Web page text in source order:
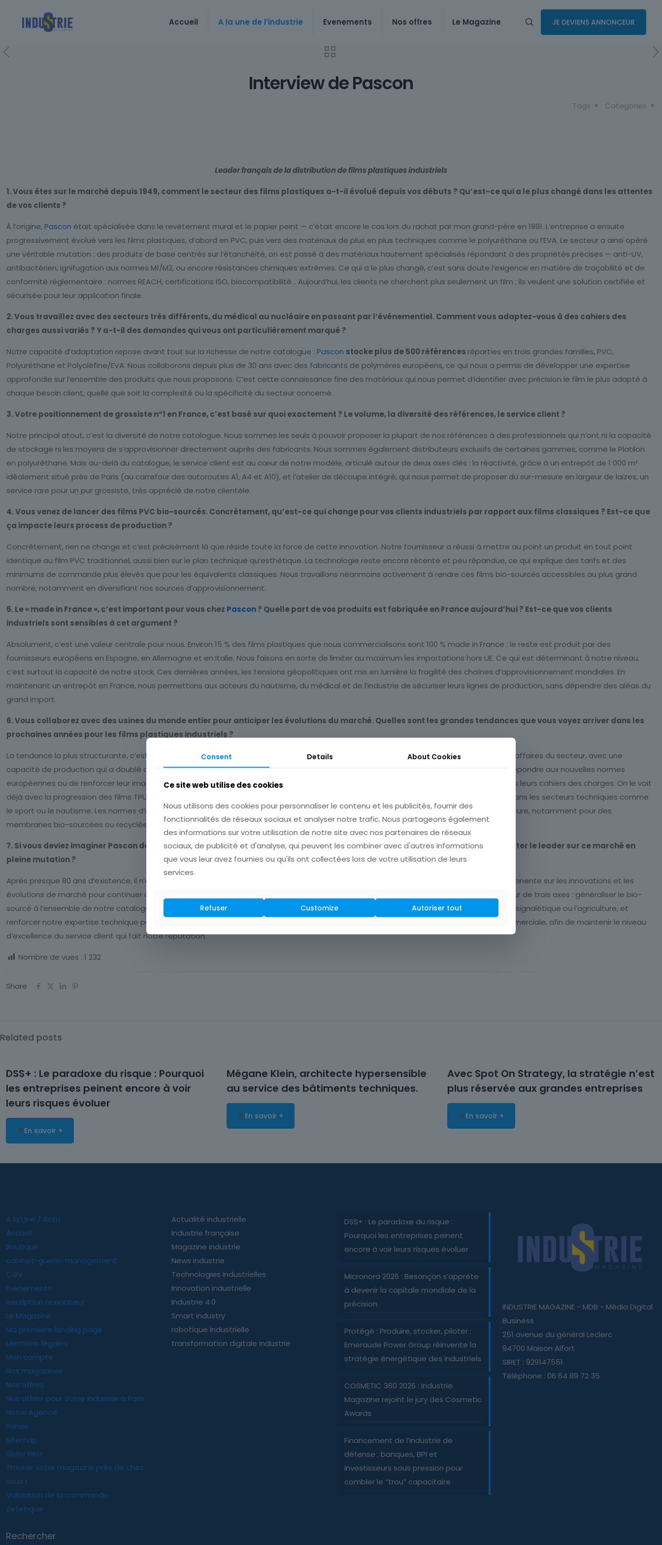
Accueil A la une de l’industrie Evenements Nos offres Le Magazine JE DEVIENS ANNONCEUR
Interview de Pascon
Categories
Tags
Leader français de la distribution de films plastiques industriels
1. Vous êtes sur le marché depuis 1949, comment le secteur des films plastiques a-t-il évolué depuis vos débuts ? Qu’est-ce qui a le plus changé dans les attentes
de vos clients ?
À l’origine,Pascon était spécialisée dans le revêtement mural et le papier peint — c’était encore le cas lors du rachat par mon grand-père en 1991. L’entreprise a ensuite
progressivement évolué vers les films plastiques, d’abord en PVC, puis vers des matériaux de plus en plus techniques comme le polyuréthane ou l’EVA. Le secteur a ainsi opéré
une véritable mutation : des produits de base centrés sur l’étanchéité, on est passé à des matériaux hautement spécialisés répondant à des propriétés précises — anti-UV,
antibactérien, ignifugation aux normes M1/M2, ou encore résistances chimiques extrêmes. Ce qui a le plus changé, c’est sans doute l’exigence en matière de traçabilité et de
conformité réglementaire : normes REACH, certifications ISO, biocompatibilité… Aujourd’hui, les clients ne cherchent plus seulement un film ; ils veulent une solution certifiée et
sécurisée pour leur application finale.
2. Vous travaillez avec des secteurs très différents, du médical au nucléaire en passant par l’événementiel. Comment vous adaptez-vous à des cahiers des
charges aussi variés ? Y a-t-il des demandes qui vous ont particulièrement marqué ?
Notre capacité d’adaptation repose avant tout sur la richesse de notre catalogue :Pascon stocke plus de 500 références réparties en trois grandes familles, PVC,
Polyuréthane et Polyoléfine/EVA. Nous collaborons depuis plus de 30 ans avec des fabricants de polymères européens, ce qui nous a permis de développer une expertise
approfondie sur l’ensemble des produits que nous proposons. C’est cette connaissance fine des matériaux qui nous permet d’identifier avec précision le film le plus adapté à
chaque besoin client, quelle que soit la complexité ou la spécificité du secteur concerné.
3. Votre positionnement de grossiste n°1 en France, c’est basé sur quoi exactement ? Le volume, la diversité des références, le service client ?
Notre principal atout, c’est la diversité de notre catalogue. Nous sommes les seuls à pouvoir proposer la plupart de nos références à des professionnels qui n’ont ni la capacité
de stockage ni les moyens de s’approvisionner directement auprès des fabricants. Nous sommes également distributeurs exclusifs de certaines gammes, comme le Platilon
en polyuréthane. Mais au-delà du catalogue, le service client est au cœur de notre modèle, articulé autour de deux axes clés : la réactivité, grâce à un entrepôt de 1 000 m²
idéalement situé près de Paris (au carrefour des autoroutes A1, A4 et A10), et l’atelier de découpe intégré, qui nous permet de proposer du sur-mesure en largeur de laizes, un
service rare pour un pur grossiste, très apprécié de notre clientèle.
4. Vous venez de lancer des films PVC bio-sourcés. Concrètement, qu’est-ce qui change pour vos clients industriels par rapport aux films classiques ? Est-ce que
ça impacte leurs process de production ?
Concrètement, rien ne change et c’est précisément là que réside toute la force de cette innovation. Notre fournisseur a réussi à mettre au point un produit en tout point
identique au film PVC traditionnel, aussi bien sur le plan technique qu’esthétique. La technologie reste encore récente et peu répandue, ce qui explique des tarifs et des
minimums de commande plus élevés que pour les équivalents classiques. Nous travaillons néanmoins activement à rendre ces films bio-sourcés accessibles au plus grand
nombre, notamment en diversifiant nos sources d’approvisionnement.
5. Le « made in France », c’est important pour vous chez Pascon? Quelle part de vos produits est fabriquée en France aujourd’hui ? Est-ce que vos clients
industriels sont sensibles à cet argument ?
Absolument, c’est une valeur centrale pour nous. Environ 15 % des films plastiques que nous commercialisons sont 100 % made in France ; le reste est produit par des
fournisseurs européens en Espagne, en Allemagne et en Italie. Nous faisons en sorte de limiter au maximum les importations hors UE. Ce qui est déterminant à notre niveau,
c’est surtout la capacité de notre stock. Ces dernières années, les tensions géopolitiques ont mis en lumière la fragilité des chaînes d’approvisionnement mondiales. En
maintenant un entrepôt en France, nous permettons aux acteurs du nautisme, du médical et de l’industrie de sécuriser leurs lignes de production, sans dépendre des aléas du
grand import.
6. Vous collaborez avec des usines du monde entier pour anticiper les évolutions du marché. Quelles sont les grandes tendances que vous voyez arriver dans les
prochaines années pour les films plastiques industriels ?
La tendance la plus structurante, c’est clairement l’essor du bio-sourcé. En 2025, ces produits représentent déjà environ 10,8 % du chiffre d’affaires du secteur, avec une
capacité de production qui a doublé depuis 2023. Nous anticipons une croissance exponentielle dans les années à venir. Qu’il s’agisse de répondre aux nouvelles normes
européennes ou de renforcer leur image de marque, les industriels intègrent désormais l’écologie comme une priorité incontournable dans leurs cahiers des charges. On le voit
déjà avec la progression des films TPU (polyuréthane), qui s’imposent comme une alternative plus écologique et plus résistante au PVC dans les secteurs techniques comme
le sport ou le nautisme. Les normes d’isolation thermique génèrent également une forte demande pour les films pare-vapeur et sous-toiture, notamment pour des
membranes bio-sourcées ou recyclées, encore sous-représentées dans le négoce traditionnel.
7. Si vous deviez imaginer Pascon dans 10 ans, à quoi ressemblerait l’entreprise ? Quelles sont vos ambitions pour continuer à rester le leader sur ce marché en
pleine mutation ?
Après presque 80 ans d’existence, il n’est pas question de nous reposer sur nos lauriers. Au contraire, nous entendons rester en veille permanente sur les innovations et les
évolutions de marché pour continuer à anticiper les besoins de nos clients. Nos ambitions pour les dix prochaines années s’articulent autour de trois axes : généraliser le bio-
sourcé à l’ensemble de notre catalogue, élargir encore notre offre en nous positionnant sur des secteurs porteurs comme le bâtiment, la signalétique ou l’agriculture, et
renforcer notre expertise technique pour toujours mieux conseiller notre clientèle. Nous prévoyons également d’étoffer notre équipe commerciale, afin de maintenir le niveau
d’excellence du service client qui fait notre réputation.
Nombre de vues : 1 232
Share
Related posts
DSS+ : Le paradoxe du risque : Pourquoi
les entreprises peinent encore à voir
leurs risques évoluer
En savoir +
Mégane Klein, architecte hypersensible
au service des bâtiments techniques.
En savoir +
Avec Spot On Strategy, la stratégie n’est
plus réservée aux grandes entreprises
En savoir +
A la Une / Actu
Accueil
Boutique
cabinet-guerin-management
CGV
Evenements
Inscription annonceur
Le Magazine
Ma première landing page
Mentions légales
Mon compte
Nos magazines
Nos offres
Nos offres pour Votre Industrie à Paris
Notre Agence
Panier
Sitemap
Slider test
Trouver votre magazine près de chez
vous !
Validation de la commande
Zetetique
Rechercher
Actualité industrielle
Industrie française
Magazine industrie
News industrie
Technologies industrielles
Innovation industrielle
Industrie 4.0
Smart industry
robotique industrielle
transformation digitale industrie
DSS+ : Le paradoxe du risque :
Pourquoi les entreprises peinent
encore à voir leurs risques évoluer
Micronora 2026 : Besançon s’apprête
à devenir la capitale mondiale de la
précision
Protégé : Produire, stocker, piloter :
Emeraude Power Group réinvente la
stratégie énergétique des industriels
COSMETIC 360 2026 : Industrie
Magazine rejoint le jury des Cosmetic
Awards
Financement de l’industrie de
défense : banques, BPI et
investisseurs sous pression pour
combler le “trou” capacitaire
INDUSTRIE MAGAZINE - MDB - Média Digital
Business
251 avenue du général Leclerc
94700 Maison Alfort
SIRET : 929147551
Téléphone : 06 64 89 72 35
Consent Details About Cookies
Ce site web utilise des cookies
Nous utilisons des cookies pour personnaliser le contenu et les publicités, fournir des
fonctionnalités de réseaux sociaux et analyser notre trafic. Nous partageons également
des informations sur votre utilisation de notre site avec nos partenaires de réseaux
sociaux, de publicité et d'analyse, qui peuvent les combiner avec d'autres informations
que vous leur avez fournies ou qu'ils ont collectées lors de votre utilisation de leurs
services.
Refuser Customize Autoriser tout